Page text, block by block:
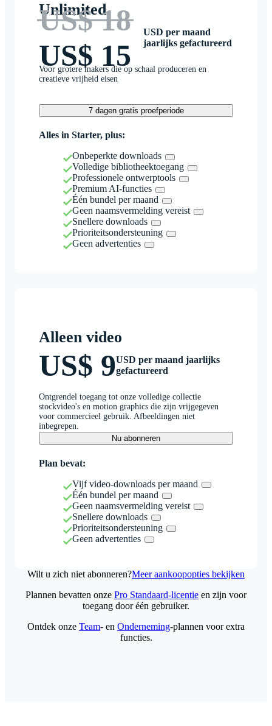
Unlimited
US$ 18
US$ 15
USD per maand
jaarlijks gefactureerd
Voor grotere makers die op schaal produceren en
creatieve vrijheid eisen
7 dagen gratis proefperiode
Alles in Starter, plus:
Onbeperkte downloads
Volledige bibliotheektoegang
Professionele ontwerptools
Premium AI-functies
Één bundel per maand
Geen naamsvermelding vereist
Snellere downloads
Prioriteitsondersteuning
Geen advertenties
Alleen video
US$ 9USD per maand jaarlijks
gefactureerd
Ontgrendel toegang tot onze volledige collectie
stockvideo's en motion graphics die zijn vrijgegeven
voor commercieel gebruik. Afbeeldingen niet
inbegrepen.
Nu abonneren
Plan bevat:
Vijf video-downloads per maand
Één bundel per maand
Geen naamsvermelding vereist
Snellere downloads
Prioriteitsondersteuning
Geen advertenties
Wilt u zich niet abonneren?Meer aankoopopties bekijken
Plannen bevatten onze Pro Standaard-licentie en zijn voor
toegang door één gebruiker.
Ontdek onze Team- en Onderneming-plannen voor extra
functies.